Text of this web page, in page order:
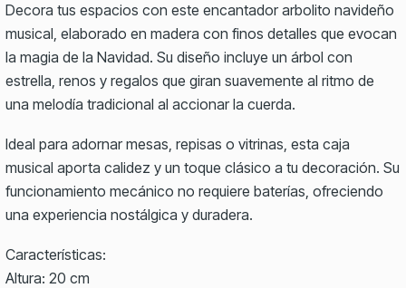
Decora tus espacios con este encantador arbolito navideño
musical, elaborado en madera con finos detalles que evocan
la magia de la Navidad. Su diseño incluye un árbol con
estrella, renos y regalos que giran suavemente al ritmo de
una melodía tradicional al accionar la cuerda.
Ideal para adornar mesas, repisas o vitrinas, esta caja
musical aporta calidez y un toque clásico a tu decoración. Su
funcionamiento mecánico no requiere baterías, ofreciendo
una experiencia nostálgica y duradera.
Características:
Altura: 20 cm